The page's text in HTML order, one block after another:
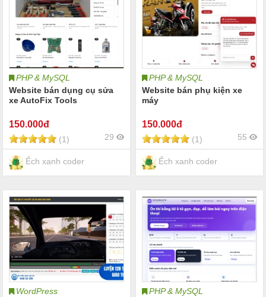
PHP & MySQL
Website bán dụng cụ sửa
xe AutoFix Tools
150.000đ
(1) 29
Ếch xanh coder
PHP & MySQL
Website bán phụ kiện xe
máy
150.000đ
(1) 55
Ếch xanh coder
WordPress
PHP & MySQL